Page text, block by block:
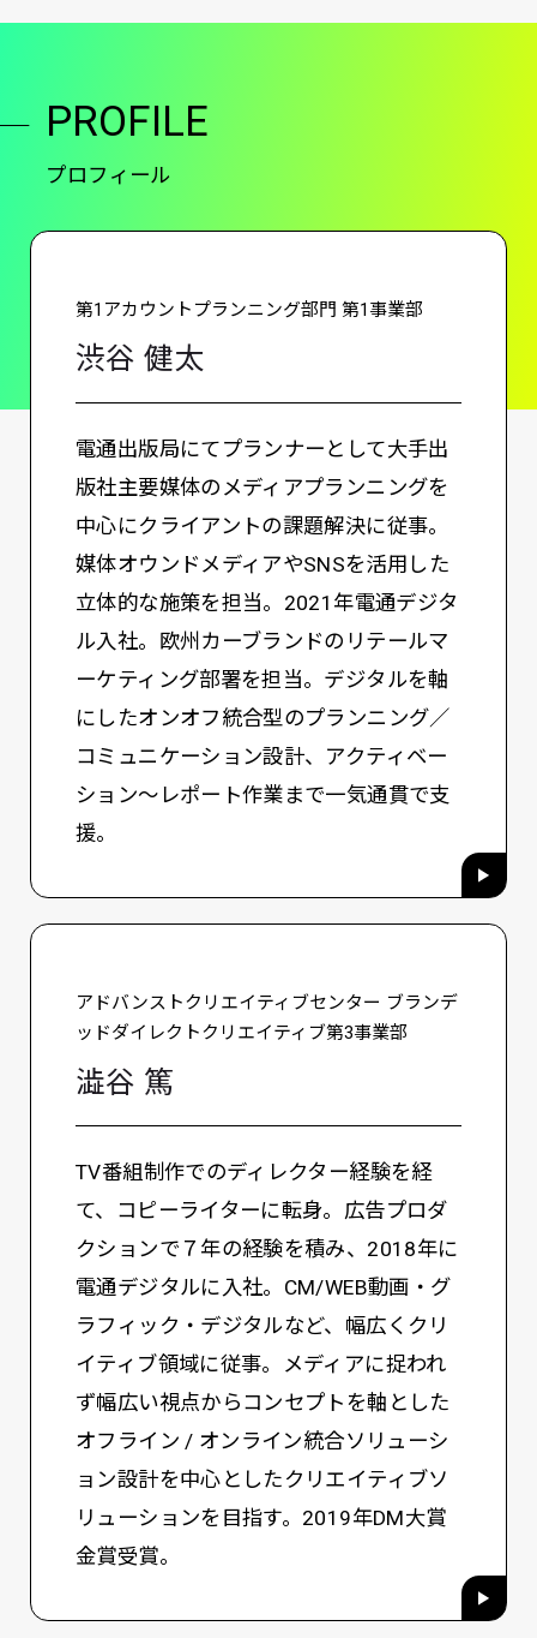
PROFILE
プロフィール
渋谷 健太
第1アカウントプランニング部門 第1事業部
電通出版局にてプランナーとして大手出
版社主要媒体のメディアプランニングを
中心にクライアントの課題解決に従事。
媒体オウンドメディアやSNSを活用した
立体的な施策を担当。2021年電通デジタ
ル入社。欧州カーブランドのリテールマ
ーケティング部署を担当。デジタルを軸
にしたオンオフ統合型のプランニング／
コミュニケーション設計、アクティベー
ション～レポート作業まで一気通貫で支
援。
澁谷 篤
アドバンストクリエイティブセンター ブランデ
ッドダイレクトクリエイティブ第3事業部
TV番組制作でのディレクター経験を経
て、コピーライターに転身。広告プロダ
クションで７年の経験を積み、2018年に
電通デジタルに入社。CM/WEB動画・グ
ラフィック・デジタルなど、幅広くクリ
イティブ領域に従事。メディアに捉われ
ず幅広い視点からコンセプトを軸とした
オフライン / オンライン統合ソリューシ
ョン設計を中心としたクリエイティブソ
リューションを目指す。2019年DM大賞
金賞受賞。